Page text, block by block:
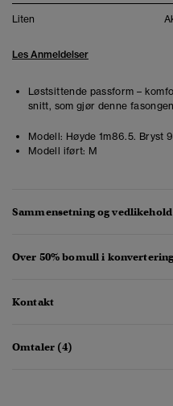
Liten
Les Anmeldelser
Løstsittende passform –
snitt, som gjør denne
Modell: Høyde 1m86.5. Bryst
Modell iført: M
Sammensetning og vedlikehold
Over 50% bomull i konvertering
Kontakt
Omtaler (4)